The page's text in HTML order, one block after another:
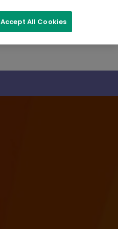
Accept All Cookies